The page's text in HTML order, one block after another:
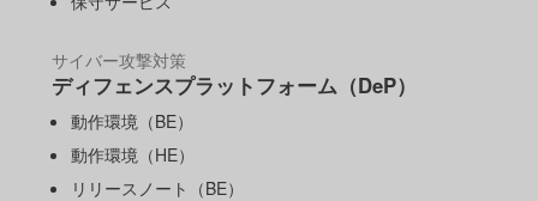
サイバー攻撃対策
ディフェンスプラットフォーム（DeP）
動作環境（BE）
動作環境（HE）
リリースノート（BE）